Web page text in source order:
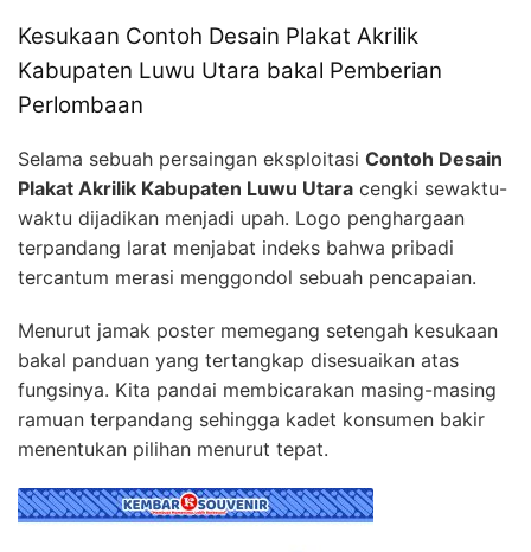
Kesukaan Contoh Desain Plakat Akrilik
Kabupaten Luwu Utara bakal Pemberian
Perlombaan
Selama sebuah persaingan eksploitasi Contoh Desain
Plakat Akrilik Kabupaten Luwu Utara cengki sewaktu-
waktu dijadikan menjadi upah. Logo penghargaan
terpandang larat menjabat indeks bahwa pribadi
tercantum merasi menggondol sebuah pencapaian.
Menurut jamak poster memegang setengah kesukaan
bakal panduan yang tertangkap disesuaikan atas
fungsinya. Kita pandai membicarakan masing-masing
ramuan terpandang sehingga kadet konsumen bakir
menentukan pilihan menurut tepat.